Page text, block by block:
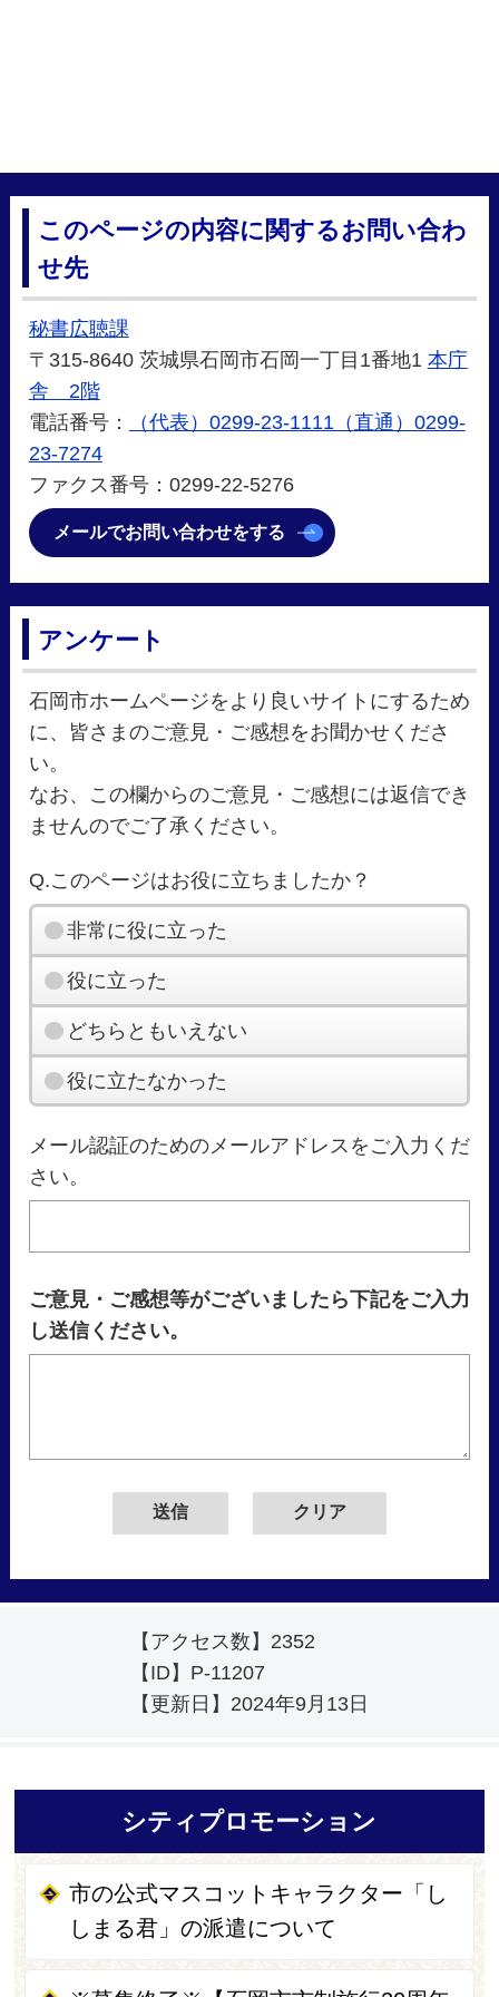
このページの内容に関するお問い合わ
せ先
秘書広聴課
〒315-8640 茨城県石岡市石岡一丁目1番地1 本庁
舎 2階
電話番号：
（代表）0299-23-1111（直通）0299-
23-7274
ファクス番号：0299-22-5276
メールでお問い合わせをする
アンケート
石岡市ホームページをより良いサイトにするため
に、皆さまのご意見・ご感想をお聞かせくださ
い。
なお、この欄からのご意見・ご感想には返信でき
ませんのでご了承ください。
Q.このページはお役に立ちましたか？
非常に役に立った
役に立った
どちらともいえない
役に立たなかった
メール認証のためのメールアドレスをご入力くだ
さい。
ご意見・ご感想等がございましたら下記をご入力
し送信ください。
【アクセス数】 2352
【ID】 P-11207
【更新日】 2024年9月13日
シティプロモーション
市の公式マスコットキャラクター「し
しまる君」の派遣について